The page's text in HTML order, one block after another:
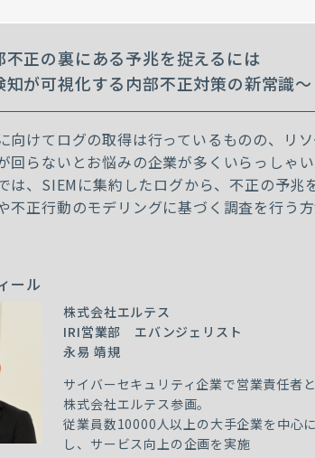
不正の裏にある予兆を捉えるには
知が可視化する内部不正対策の新常識～
向けてログの取得は行っているものの、リ
回らないとお悩みの企業が多くいらっしゃい
は、SIEMに集約したログから、不正の予兆
不正行動のモデリングに基づく調査を行う
ール
株式会社エルテス
IRI営業部 エバンジェリスト
永易 靖規
サイバーセキュリティ企業で営業責任者
株式会社エルテス参画。
従業員数10000人以上の大手企業を中心
し、サービス向上の企画を実施